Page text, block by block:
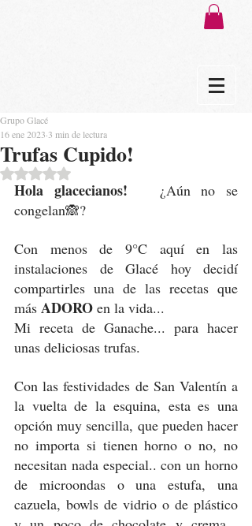
Trufas Cupido!
Grupo Glacé
16 ene 2023 3 min de lectura
Obtuvo NaN de 5 estrellas.
Hola glacecianos!
   ¿Aún no se
congelan🙈?
Con menos de 9°C aquí en las
instalaciones de Glacé hoy decidí
compartirles una de las recetas que
más ADORO en la vida...
Mi receta de Ganache... para hacer
unas deliciosas trufas.
Con las festividades de San Valentín a
la vuelta de la esquina, esta es una
opción muy sencilla, que pueden hacer
no importa si tienen horno o no, no
necesitan nada especial.. con un horno
de microondas o una estufa, una
cazuela, bowls de vidrio o de plástico